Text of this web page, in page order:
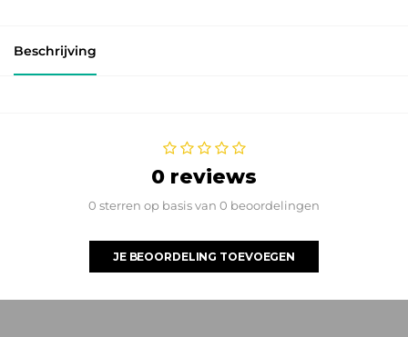
Beschrijving
0 reviews
0 sterren op basis van 0 beoordelingen
JE BEOORDELING TOEVOEGEN